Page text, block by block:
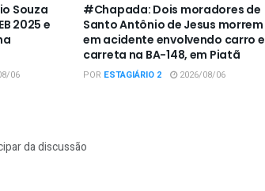
Souza
2025 e
06
#Chapada: Dois moradores de
Santo Antônio de Jesus morrem
em acidente envolvendo carro e
carreta na BA-148, em Piatã
POR ESTAGIÁRIO 2 2026/08/06
da discussão